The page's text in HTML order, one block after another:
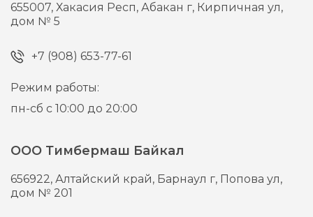
655007,Хакасия Респ, Абакан г, Кирпичная ул,
дом № 5
+7 (908) 653-77-61
Режим работы:
пн-сб с 10:00 до 20:00
ООО Тимбермаш Байкал
656922,Алтайский край, Барнаул г, Попова ул,
дом № 201